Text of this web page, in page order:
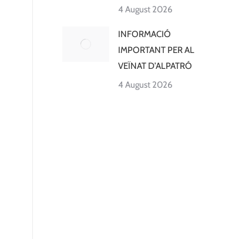
4 August 2026
INFORMACIÓ
IMPORTANT PER AL
VEÏNAT D’ALPATRÓ
4 August 2026